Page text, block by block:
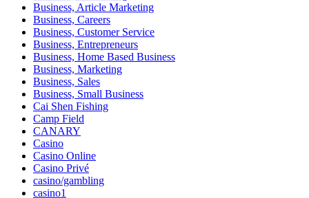
Business, Article Marketing
Business, Careers
Business, Customer Service
Business, Entrepreneurs
Business, Home Based Business
Business, Marketing
Business, Sales
Business, Small Business
Cai Shen Fishing
Camp Field
CANARY
Casino
Casino Online
Casino Privé
casino/gambling
casino1